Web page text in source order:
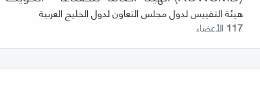
هيئة التقييس لدول مجلس التعاون لدول الخليج العربية
117 الأعضاء